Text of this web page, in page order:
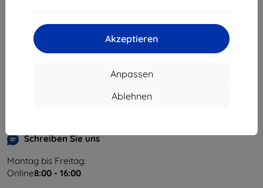
Akzeptieren
Anpassen
Ablehnen
Unternehmens-ID:
46701494
USt-IdNr.:SK2023549671
Schreiben Sie uns
Montag bis Freitag:
Online8:00 - 16:00